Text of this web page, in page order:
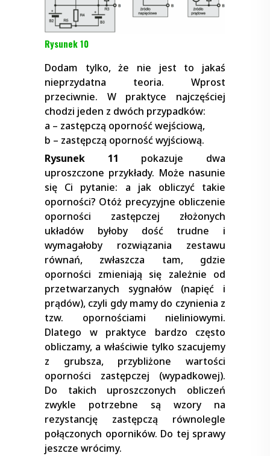
Rysunek 10
Dodam tylko, że nie jest to jakaś
nieprzydatna teoria. Wprost
przeciwnie. W praktyce najczęściej
chodzi jeden z dwóch przypadków:
a – zastępczą oporność wejściową,
b – zastępczą oporność wyjściową.
Rysunek 11 pokazuje dwa
uproszczone przykłady. Może nasunie
się Ci pytanie: a jak obliczyć takie
oporności? Otóż precyzyjne obliczenie
oporności zastępczej złożonych
układów byłoby dość trudne i
wymagałoby rozwiązania zestawu
równań, zwłaszcza tam, gdzie
oporności zmieniają się zależnie od
przetwarzanych sygnałów (napięć i
prądów), czyli gdy mamy do czynienia z
tzw. opornościami nieliniowymi.
Dlatego w praktyce bardzo często
obliczamy, a właściwie tylko szacujemy
z grubsza, przybliżone wartości
oporności zastępczej (wypadkowej).
Do takich uproszczonych obliczeń
zwykle potrzebne są wzory na
rezystancję zastępczą równolegle
połączonych oporników. Do tej sprawy
jeszcze wrócimy.